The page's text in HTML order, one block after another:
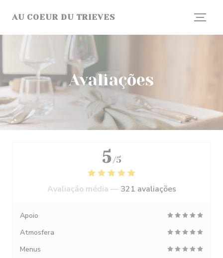
AU COEUR DU TRIEVES
Avaliações
5 /5
Avaliação média — 321 avaliações
Apoio
Atmosfera
Menus